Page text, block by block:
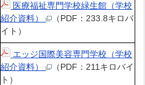
医療福祉専門学校緑生館（学校
紹介資料）
（PDF：233.8キロバ
イト）
エッジ国際美容専門学校（学校
紹介資料）
（PDF：211キロバイ
ト）